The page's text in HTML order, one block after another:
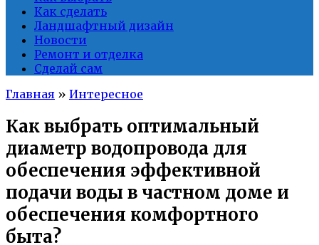
Как сделать
Ландшафтный дизайн
Новости
Ремонт и отделка
Сделай сам
Главная » Интересное
Как выбрать оптимальный
диаметр водопровода для
обеспечения эффективной
подачи воды в частном доме и
обеспечения комфортного
быта?